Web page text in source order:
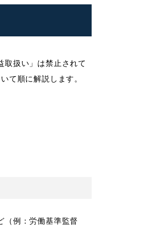
取扱い」は禁止されて
て順に解説します。
（例：労働基準監督